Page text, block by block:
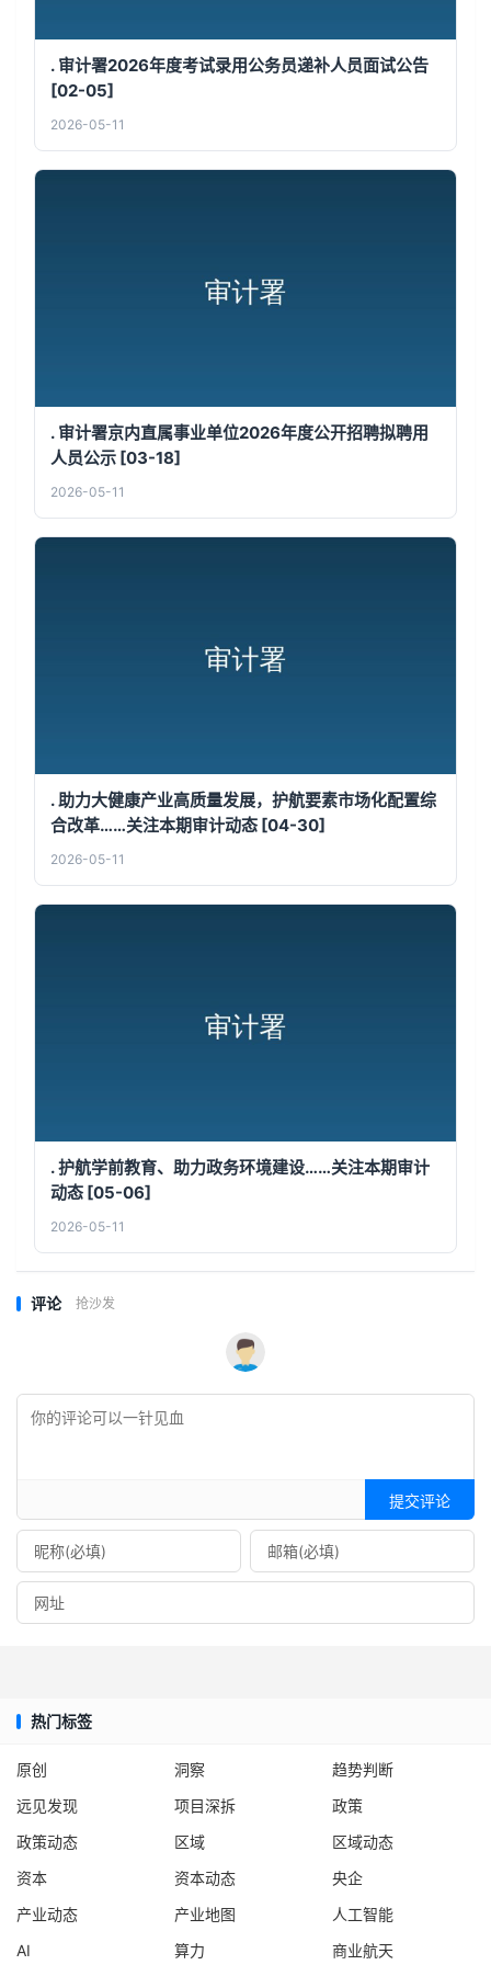
. 审计署2026年度考试录用公务员递补人员面试公告
[02-05]
2026-05-11
. 审计署京内直属事业单位2026年度公开招聘拟聘用
人员公示 [03-18]
2026-05-11
. 助力大健康产业高质量发展，护航要素市场化配置综
合改革……关注本期审计动态 [04-30]
2026-05-11
. 护航学前教育、助力政务环境建设……关注本期审计
动态 [05-06]
2026-05-11
评论 抢沙发
提交评论
热门标签
原创 洞察
趋势判断
远见发现
项目深拆
政策
政策动态
区域
区域动态
资本
资本动态
央企
产业动态
产业地图
人工智能
AI
算力 商业航天